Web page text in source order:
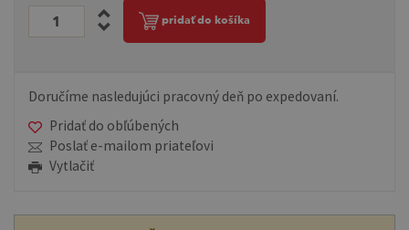
pridať do košíka
Doručíme nasledujúci pracovný deň po expedovaní.
Pridať do obľúbených
Poslať e-mailom priateľovi
Vytlačiť